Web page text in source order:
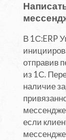
В 1С:ERP
отправив
из 1С.
наличие
если